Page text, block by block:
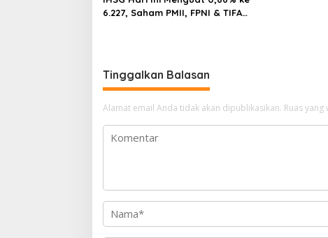
6.227, Saham PMII, FPNI & TIFA
Tinggalkan Balasan
Alamat email Anda tidak akan dipublikasikan. Ruas